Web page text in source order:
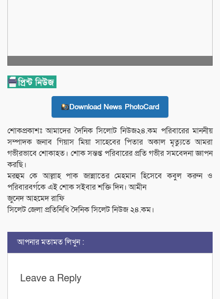
Download News PhotoCard
শোকপ্রকাশঃ আমাদের দৈনিক সিলোট নিউজ২৪.কম পরিবারের মাননীয়
সম্পাদক জনাব গিয়াস মিয়া সাহেবের পিতার অকাল মৃত্যুতে আমরা
গভীরভাবে শোকাহত। শোক সন্তপ্ত পরিবারের প্রতি গভীর সমবেদনা জ্ঞাপন
করছি।
মরহুম কে আল্লাহ পাক জান্নাতের মেহমান হিসেবে কবুল করুন ও
পরিবারবর্গকে এই শোক সইবার শক্তি দিন। আমীন
জুনেদ আহমেদ রাফি
সিলেট জেলা প্রতিনিধি দৈনিক সিলেট নিউজ ২৪.কম।
আপনার মতামত লিখুন :
Leave a Reply